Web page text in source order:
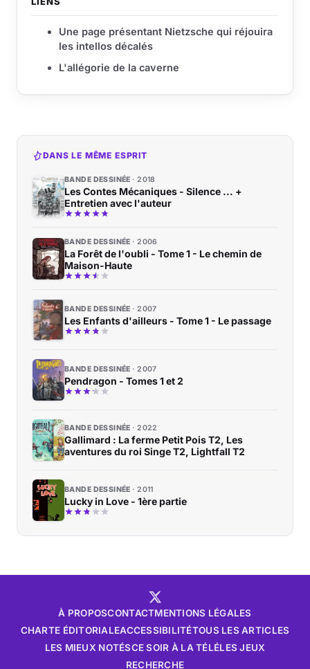
Une page présentant Nietzsche qui réjouira
les intellos décalés
L'allégorie de la caverne
DANS LE MÊME ESPRIT
BANDE DESSINÉE 2018
Les Contes Mécaniques - Silence ... +
Entretien avec l'auteur
BANDE DESSINÉE 2006
La Forêt de l'oubli - Tome 1 - Le chemin de
Maison-Haute
BANDE DESSINÉE 2007
Les Enfants d'ailleurs - Tome 1 - Le passage
BANDE DESSINÉE 2007
Pendragon - Tomes 1 et 2
BANDE DESSINÉE 2022
Gallimard : La ferme Petit Pois T2, Les
aventures du roi Singe T2, Lightfall T2
BANDE DESSINÉE 2011
Lucky in Love - 1ère partie
À PROPOSCONTACTMENTIONS LÉGALES
CHARTE ÉDITORIALEACCESSIBILITÉTOUS LES ARTICLES
LES MIEUX NOTÉSCE SOIR À LA TÉLÉLES JEUX
RECHERCHE